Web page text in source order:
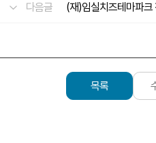
다음글 (재)임실치즈테마파크
목록